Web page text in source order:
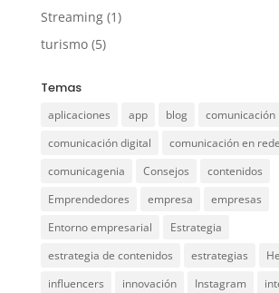
Streaming(1)
turismo(5)
Temas
aplicaciones app blog
comunicación
comunicación digital
comunicación en
comunicagenia
Consejos
contenidos
Emprendedores
empresa
empresas
Entorno empresarial
Estrategia
estrategia de contenidos
estrategias
influencers
innovación Instagram